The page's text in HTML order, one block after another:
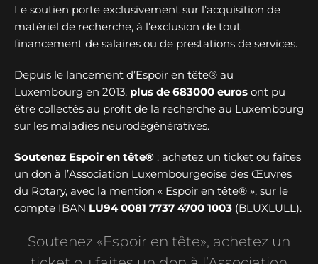
Le soutien porte exclusivement sur l’acquisition de
matériel de recherche, à l’exclusion de tout
financement de salaires ou de prestations de services.
Depuis le lancement d’Espoir en tête® au
Luxembourg en 2013, plus de 683000 euros ont pu
être collectés au profit de la recherche au Luxembourg
sur les maladies neurodégénératives.
Soutenez Espoir en tête® : achetez un ticket ou faites
un don à l’Association Luxembourgeoise des Œuvres
du Rotary, avec la mention « Espoir en tête® », sur le
compte IBAN LU94 0081 7737 4700 1003 (BLUXLULL).
Soutenez «Espoir en tête», achetez un